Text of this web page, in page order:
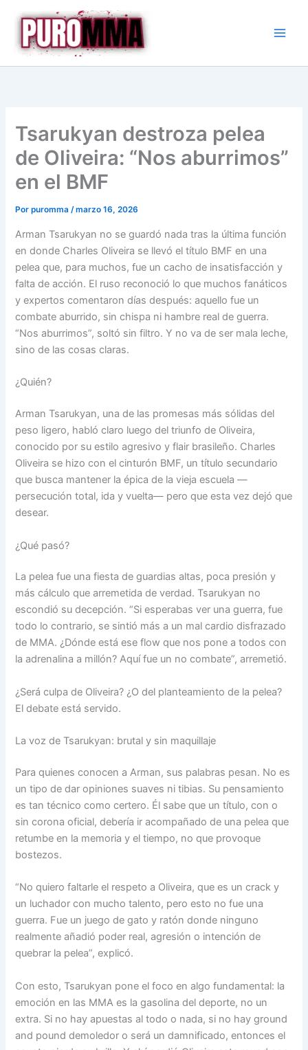
contenido
Tsarukyan destroza pelea
de Oliveira: “Nos aburrimos”
en el BMF
Porpuromma/marzo 16, 2026
Arman Tsarukyan no se guardó nada tras la última función
en donde Charles Oliveira se llevó el título BMF en una
pelea que, para muchos, fue un cacho de insatisfacción y
falta de acción. El ruso reconoció lo que muchos fanáticos
y expertos comentaron días después: aquello fue un
combate aburrido, sin chispa ni hambre real de guerra.
“Nos aburrimos”, soltó sin filtro. Y no va de ser mala leche,
sino de las cosas claras.
¿Quién?
Arman Tsarukyan, una de las promesas más sólidas del
peso ligero, habló claro luego del triunfo de Oliveira,
conocido por su estilo agresivo y flair brasileño. Charles
Oliveira se hizo con el cinturón BMF, un título secundario
que busca mantener la épica de la vieja escuela —
persecución total, ida y vuelta— pero que esta vez dejó que
desear.
¿Qué pasó?
La pelea fue una fiesta de guardias altas, poca presión y
más cálculo que arremetida de verdad. Tsarukyan no
escondió su decepción. “Si esperabas ver una guerra, fue
todo lo contrario, se sintió más a un mal cardio disfrazado
de MMA. ¿Dónde está ese flow que nos pone a todos con
la adrenalina a millón? Aquí fue un no combate”, arremetió.
¿Será culpa de Oliveira? ¿O del planteamiento de la pelea?
El debate está servido.
La voz de Tsarukyan: brutal y sin maquillaje
Para quienes conocen a Arman, sus palabras pesan. No es
un tipo de dar opiniones suaves ni tibias. Su pensamiento
es tan técnico como certero. Él sabe que un título, con o
sin corona oficial, debería ir acompañado de una pelea que
retumbe en la memoria y el tiempo, no que provoque
bostezos.
“No quiero faltarle el respeto a Oliveira, que es un crack y
un luchador con mucho talento, pero esto no fue una
guerra. Fue un juego de gato y ratón donde ninguno
realmente añadió poder real, agresión o intención de
quebrar la pelea”, explicó.
Con esto, Tsarukyan pone el foco en algo fundamental: la
emoción en las MMA es la gasolina del deporte, no un
extra. Si no hay apuestas al todo o nada, si no hay ground
and pound demoledor o será un damnificado, entonces el